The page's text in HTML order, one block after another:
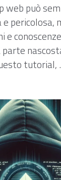
web può
pericolosa,
e
tutorial,